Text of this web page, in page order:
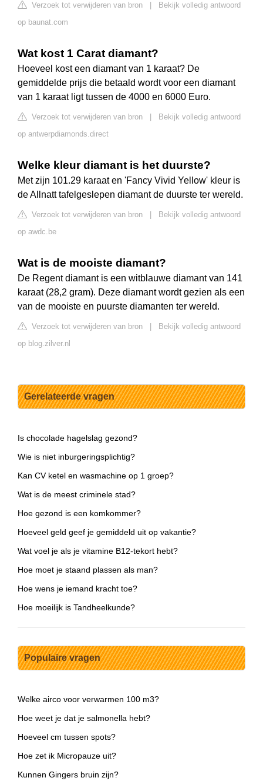
Verzoek tot verwijderen van bron
Bekijk volledig antwoord
op baunat.com
Wat kost 1 Carat diamant?
Hoeveel kost een diamant van 1 karaat? De
gemiddelde prijs die betaald wordt voor een diamant
van 1 karaat ligt tussen de 4000 en 6000 Euro.
Verzoek tot verwijderen van bron
Bekijk volledig antwoord
op antwerpdiamonds.direct
Welke kleur diamant is het duurste?
Met zijn 101.29 karaat en 'Fancy Vivid Yellow' kleur is
de Allnatt tafelgeslepen diamant de duurste ter wereld.
Verzoek tot verwijderen van bron
Bekijk volledig antwoord
op awdc.be
Wat is de mooiste diamant?
De Regent diamant is een witblauwe diamant van 141
karaat (28,2 gram). Deze diamant wordt gezien als een
van de mooiste en puurste diamanten ter wereld.
Verzoek tot verwijderen van bron
Bekijk volledig antwoord
op blog.zilver.nl
Gerelateerde vragen
Is chocolade hagelslag gezond?
Wie is niet inburgeringsplichtig?
Kan CV ketel en wasmachine op 1 groep?
Wat is de meest criminele stad?
Hoe gezond is een komkommer?
Hoeveel geld geef je gemiddeld uit op vakantie?
Wat voel je als je vitamine B12-tekort hebt?
Hoe moet je staand plassen als man?
Hoe wens je iemand kracht toe?
Hoe moeilijk is Tandheelkunde?
Populaire vragen
Welke airco voor verwarmen 100 m3?
Hoe weet je dat je salmonella hebt?
Hoeveel cm tussen spots?
Hoe zet ik Micropauze uit?
Kunnen Gingers bruin zijn?